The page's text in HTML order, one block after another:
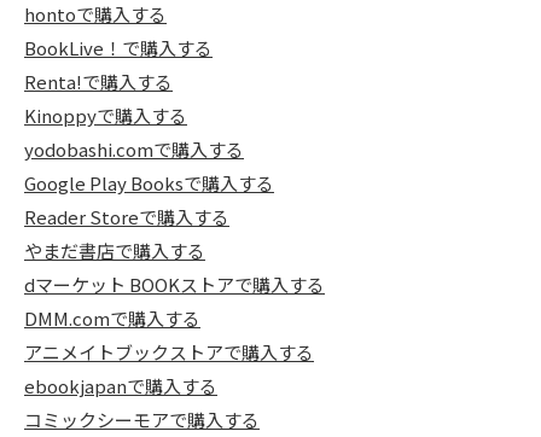
hontoで購入する
BookLive！で購入する
Renta!で購入する
Kinoppyで購入する
yodobashi.comで購入する
Google Play Booksで購入する
Reader Storeで購入する
やまだ書店で購入する
dマーケット BOOKストアで購入する
DMM.comで購入する
アニメイトブックストアで購入する
ebookjapanで購入する
コミックシーモアで購入する